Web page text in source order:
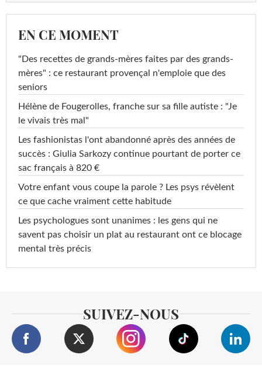
EN CE MOMENT
"Des recettes de grands-mères faites par des grands-
mères" : ce restaurant provençal n'emploie que des
seniors
Hélène de Fougerolles, franche sur sa fille autiste : "Je
le vivais très mal"
Les fashionistas l'ont abandonné après des années de
succès : Giulia Sarkozy continue pourtant de porter ce
sac français à 820 €
Votre enfant vous coupe la parole ? Les psys révèlent
ce que cache vraiment cette habitude
Les psychologues sont unanimes : les gens qui ne
savent pas choisir un plat au restaurant ont ce blocage
mental très précis
SUIVEZ-NOUS